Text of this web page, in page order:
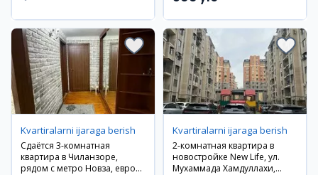
Kvartiralarni ijaraga berish
Сдаётся 3-комнатная
квартира в Чиланзоре,
рядом с метро Новза, евро
Kvartiralarni ijaraga berish
2-комнатная квартира в
новостройке New Life, ул.
Мухаммада Хамдуллахи,